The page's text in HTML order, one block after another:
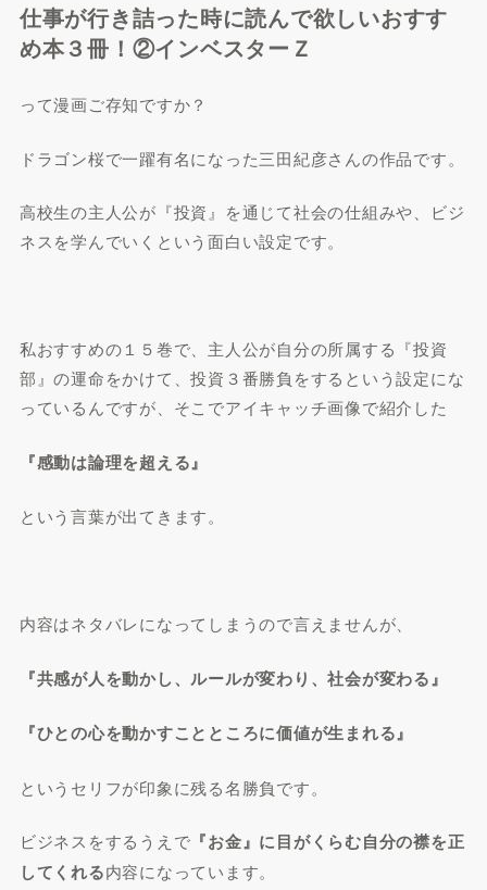
仕事が行き詰った時に読んで欲しいおすす
め本３冊！②インベスターＺ
って漫画ご存知ですか？
ドラゴン桜で一躍有名になった三田紀彦さんの作品です。
高校生の主人公が『投資』を通じて社会の仕組みや、ビジ
ネスを学んでいくという面白い設定です。
私おすすめの１５巻で、主人公が自分の所属する『投資
部』の運命をかけて、投資３番勝負をするという設定にな
っているんですが、そこでアイキャッチ画像で紹介した
『感動は論理を超える』
という言葉が出てきます。
内容はネタバレになってしまうので言えませんが、
『共感が人を動かし、ルールが変わり、社会が変わる』
『ひとの心を動かすことところに価値が生まれる』
というセリフが印象に残る名勝負です。
ビジネスをするうえで 『お金』に目がくらむ自分の襟を正
してくれる内容になっています。